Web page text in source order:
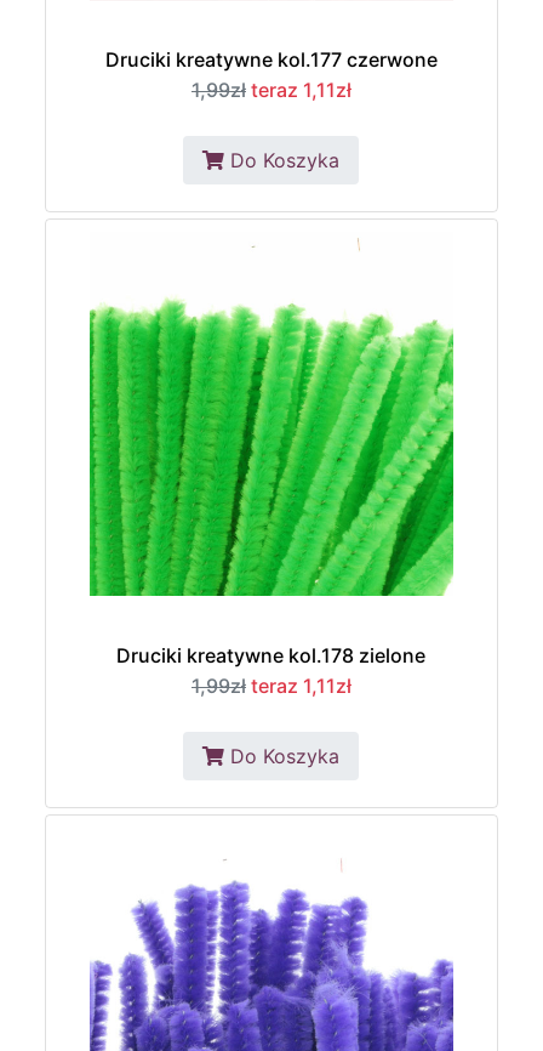
Druciki kreatywne kol.177 czerwone
1,99zł teraz 1,11zł
Do Koszyka
Druciki kreatywne kol.178 zielone
1,99zł teraz 1,11zł
Do Koszyka